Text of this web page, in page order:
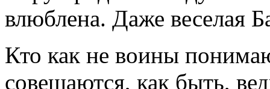
влюблена. Даже веселая
Кто как не воины
совещаются, как быть,